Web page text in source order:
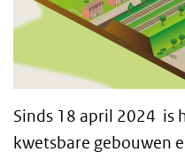
Sinds 18 april 2024 is
kwetsbare gebouwen